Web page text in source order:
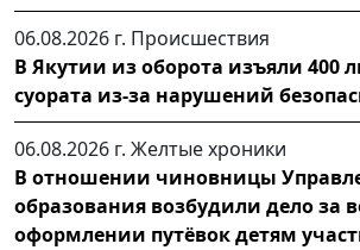
06.08.2026 г. Происшествия
В Якутии из оборота изъяли 400
суората из-за нарушений
06.08.2026 г. Желтые хроники
В отношении чиновницы
образования возбудили дело за
оформлении путёвок детям